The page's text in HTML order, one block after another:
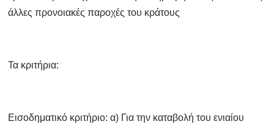
άλλες προνοιακές παροχές του κράτους
Τα κριτήρια:
Εισοδηματικό κριτήριο: α) Για την καταβολή του ενιαίου